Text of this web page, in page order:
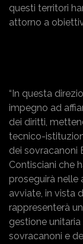
questi territori
attorno a
“In questa
impegno ad
dei diritti,
tecnico-
dei sovracanoni
Contisciani che
proseguirà
avviate, in vista
rappresenterà
gestione
sovracanoni e